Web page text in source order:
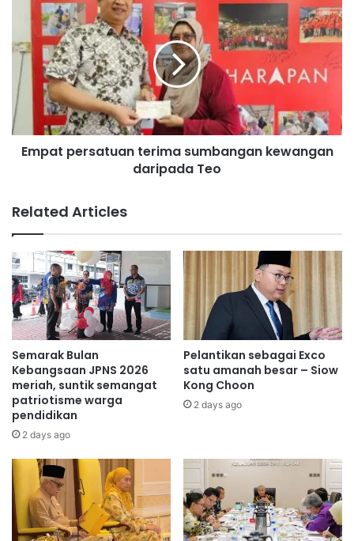
k
U
m
b
e
r
S
e
m
b
i
a
n
k
e
m
a
l
i
a
e
r
s
n
t
e
r
i
m
a
s
u
m
b
a
n
g
n
k
e
w
a
Empat persatuan terima sumbangan kewangan
daripada Teo
Related Articles
Semarak Bulan
Kebangsaan JPNS 2026
meriah, suntik semangat
patriotisme warga
pendidikan
2 days ago
Pelantikan sebagai Exco
satu amanah besar – Siow
Kong Choon
2 days ago